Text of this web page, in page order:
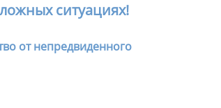
ситуациях!
от непредвиденного